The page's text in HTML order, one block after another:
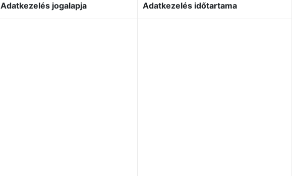
Adatkezelés jogalapja Adatkezelés időtartama